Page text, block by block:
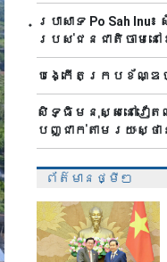
ប្រាសាទ Po Sah
របស់ជនជាតិចាមន
បង្កើតក្របខ័ណ្ឌ
សិទ្ធិមនុស្សនៅវៀត
បញ្ជាក់តាមរយៈស្ថា
ព័ត៌មានថ្មីៗ